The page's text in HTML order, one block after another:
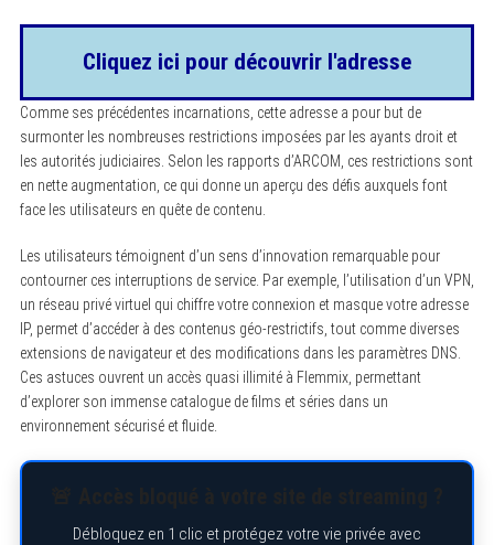
Cliquez ici pour découvrir l'adresse
Comme ses précédentes incarnations, cette adresse a pour but de
surmonter les nombreuses restrictions imposées par les ayants droit et
les autorités judiciaires. Selon les rapports d’ARCOM, ces restrictions sont
en nette augmentation, ce qui donne un aperçu des défis auxquels font
face les utilisateurs en quête de contenu.
Les utilisateurs témoignent d’un sens d’innovation remarquable pour
contourner ces interruptions de service. Par exemple, l’utilisation d’un VPN,
un réseau privé virtuel qui chiffre votre connexion et masque votre adresse
IP, permet d’accéder à des contenus géo-restrictifs, tout comme diverses
extensions de navigateur et des modifications dans les paramètres DNS.
Ces astuces ouvrent un accès quasi illimité à Flemmix, permettant
d’explorer son immense catalogue de films et séries dans un
environnement sécurisé et fluide.
Débloquez en 1 clic et protégez votre vie privée avec